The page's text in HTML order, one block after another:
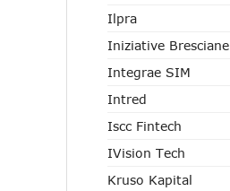
Ilpra
Iniziative Bresciane
Integrae SIM
Intred
Iscc Fintech
IVision Tech
Kruso Kapital